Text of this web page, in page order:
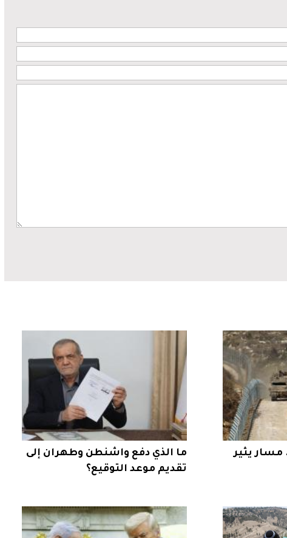
مسار يثير
ما الذي دفع واشنطن وطهران إلى
تقديم موعد التوقيع؟